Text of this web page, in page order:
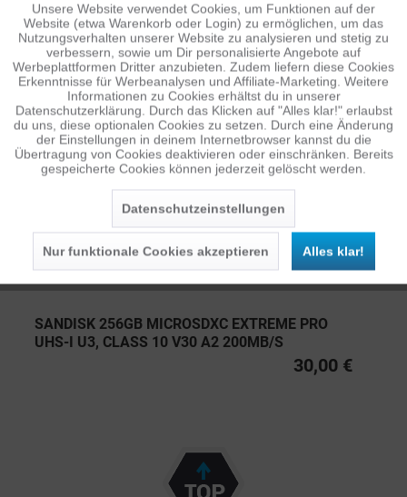
ÄHNLICHE ARTIKEL
Diese Artikel sind dem Produkt ähnlich ...mehr
Persönliche Empfehlungen
SANDISK 256GB MICROSDXC EXTREME PRO
UHS-I U3, CLASS 10 V30 A2 200MB/S
30,00 €
Funktionale Aktiv
Tracking Inaktiv
Personalisierung Inaktiv
Service Inaktiv
Unsere Website verwendet Cookies, um Funktionen auf der
Website (etwa Warenkorb oder Login) zu ermöglichen, um das
Nutzungsverhalten unserer Website zu analysieren und stetig zu
verbessern, sowie um Dir personalisierte Angebote auf
Werbeplattformen Dritter anzubieten. Zudem liefern diese Cookies
Erkenntnisse für Werbeanalysen und Affiliate-Marketing. Weitere
Informationen zu Cookies erhältst du in unserer
Datenschutzerklärung. Durch das Klicken auf "Alles klar!" erlaubst
du uns, diese optionalen Cookies zu setzen. Durch eine Änderung
der Einstellungen in deinem Internetbrowser kannst du die
Übertragung von Cookies deaktivieren oder einschränken. Bereits
gespeicherte Cookies können jederzeit gelöscht werden.
Datenschutzeinstellungen
Nur funktionale Cookies akzeptieren Alles klar!